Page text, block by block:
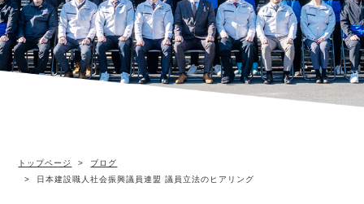
トップページ
ブログ
日本建設職人社会振興議員連盟 議員立法のヒアリング